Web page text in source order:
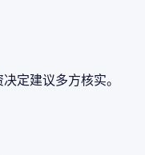
定建议多方核实。